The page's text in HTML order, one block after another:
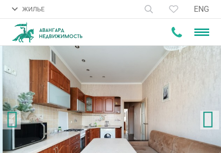
ЖИЛЬЕ ENG